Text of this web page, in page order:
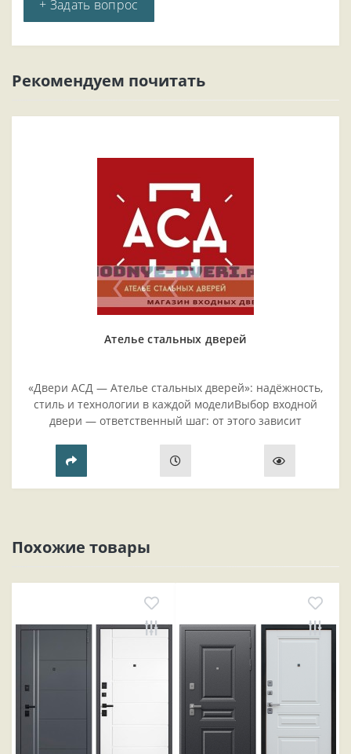
+ Задать вопрос
Рекомендуем почитать
Ателье стальных дверей
«Двери АСД — Ателье стальных дверей»: надёжность,
стиль и технологии в каждой моделиВыбор входной
двери — ответственный шаг: от этого зависит
прихожей..
Похожие товары